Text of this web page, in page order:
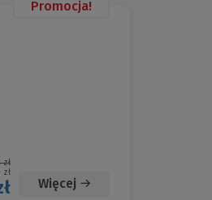
Promocja!
zł
zł
Więcej